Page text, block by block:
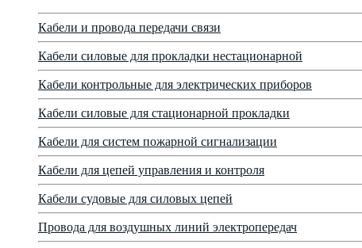
Кабели и провода передачи связи
Кабели силовые для прокладки нестационарной
Кабели контрольные для электрических приборов
Кабели силовые для стационарной прокладки
Кабели для систем пожарной сигнализации
Кабели для цепей управления и контроля
Кабели судовые для силовых цепей
Провода для воздушных линий электропередач